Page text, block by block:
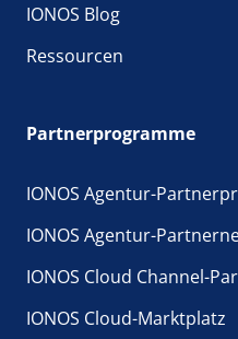
IONOS Blog
Ressourcen
Partnerprogramme
IONOS Agentur-
IONOS Agentur-
IONOS Cloud Channel-
IONOS Cloud-Marktplatz